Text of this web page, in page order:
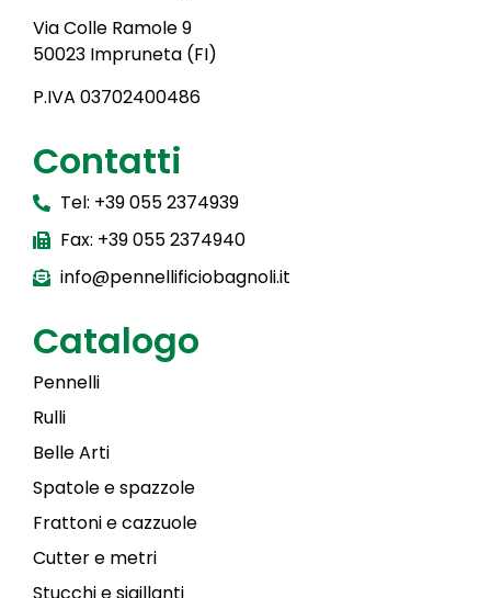
Via Colle Ramole 9
50023 Impruneta (FI)
P.IVA 03702400486
Contatti
Tel: +39 055 2374939
Fax: +39 055 2374940
info@pennellificiobagnoli.it
Catalogo
Pennelli
Rulli
Belle Arti
Spatole e spazzole
Frattoni e cazzuole
Cutter e metri
Stucchi e sigillanti